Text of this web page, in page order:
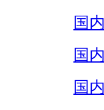
国
国
国